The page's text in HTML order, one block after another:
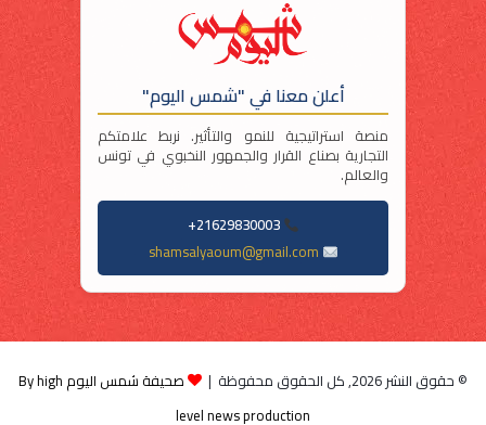
أعلن معنا في "شمس اليوم"
منصة استراتيجية للنمو والتأثير. نربط علامتكم
التجارية بصناع القرار والجمهور النخبوي في تونس
والعالم.
21629830003+
shamsalyaoum@gmail.com
© حقوق النشر 2026, كل الحقوق محفوظة |
صحيفة شمس اليوم By high
level news production